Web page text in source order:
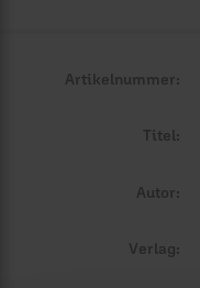
Artikelnummer:
Titel:
Autor:
Verlag: